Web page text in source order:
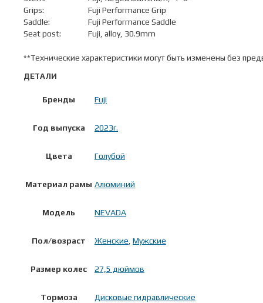
Grips:
Fuji Performance Grip
Saddle:
Fuji Performance Saddle
Seat post:
Fuji, alloy, 30.9mm
**Технические характеристики могут быть изменены без
ДЕТАЛИ
Бренды Fuji
Год выпуска 2023г.
Цвета Голубой
Материал рамы Алюминий
Модель NEVADA
Пол/возраст Женские, Мужские
Размер колес 27,5 дюймов
Тормоза Дисковые гидравлические